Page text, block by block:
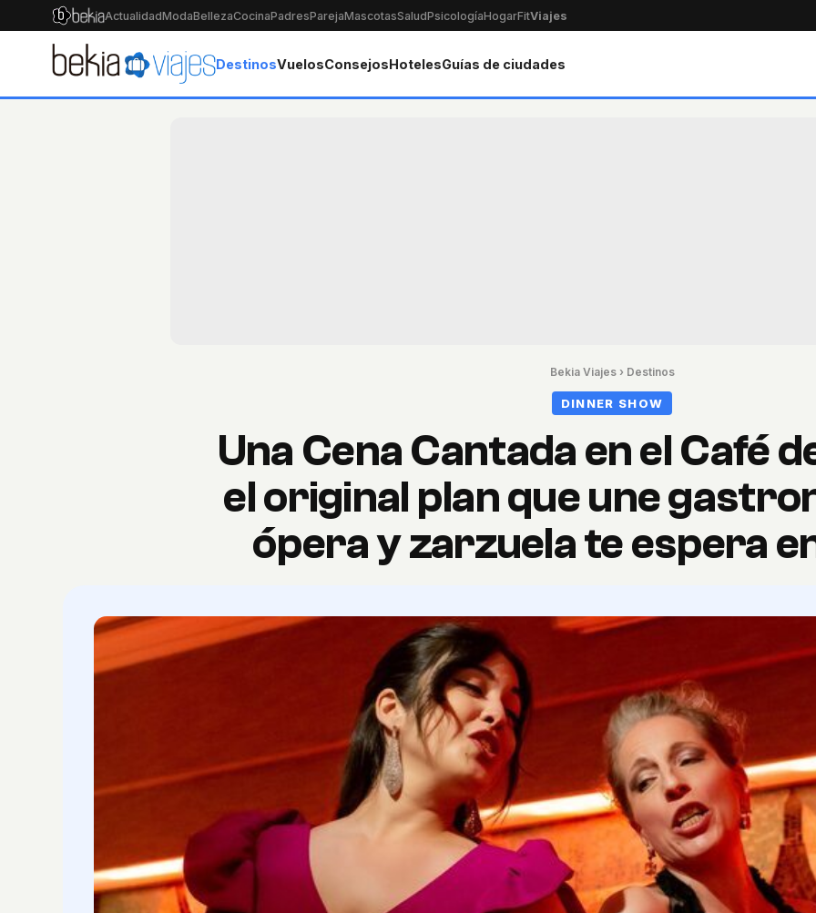
ActualidadModaBellezaCocinaPadresParejaMascotasSaludPsicologíaHogarFitViajes
DestinosVuelosConsejosHotelesGuías de ciudades
Bekia Viajes› Destinos
DINNER SHOW
Una Cena Cantada en el Café
el original plan que une
ópera y zarzuela te espera